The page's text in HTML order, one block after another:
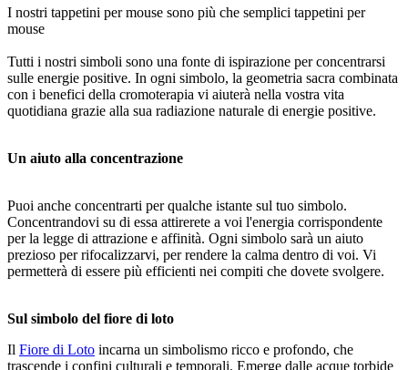
I nostri tappetini per mouse sono più che semplici tappetini per
mouse
Tutti i nostri simboli sono una fonte di ispirazione per concentrarsi
sulle energie positive. In ogni simbolo, la geometria sacra combinata
con i benefici della cromoterapia vi aiuterà nella vostra vita
quotidiana grazie alla sua radiazione naturale di energie positive.
Un aiuto alla concentrazione
Puoi anche concentrarti per qualche istante sul tuo simbolo.
Concentrandovi su di essa attirerete a voi l'energia corrispondente
per la legge di attrazione e affinità. Ogni simbolo sarà un aiuto
prezioso per rifocalizzarvi, per rendere la calma dentro di voi. Vi
permetterà di essere più efficienti nei compiti che dovete svolgere.
Sul simbolo del fiore di loto
Il Fiore di Loto incarna un simbolismo ricco e profondo, che
trascende i confini culturali e temporali. Emerge dalle acque torbide